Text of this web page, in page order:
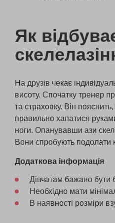
Як
На друзів чекає
висоту. Спочатку тренер
та страховку. Він
правильно хапатися
ноги. Опанувавши ази
Вони спробують подолати
Додаткова інформація
Дівчатам бажано бути
Необхідно мати
В наявності розміри